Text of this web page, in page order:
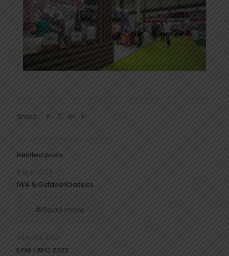
Share
Related posts
8 Mart 2023
IWA & OutdoorClassics
Read more
24 Aralık 2022
EYAF EXPO 2022